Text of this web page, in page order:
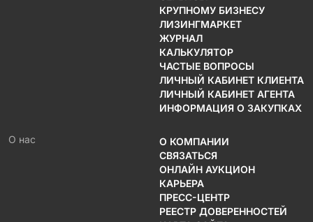
КРУПНОМУ БИЗНЕСУ
ЛИЗИНГМАРКЕТ
ЖУРНАЛ
КАЛЬКУЛЯТОР
ЧАСТЫЕ ВОПРОСЫ
ЛИЧНЫЙ КАБИНЕТ КЛИЕНТА
ЛИЧНЫЙ КАБИНЕТ АГЕНТА
ИНФОРМАЦИЯ О ЗАКУПКАХ
О нас
О КОМПАНИИ
СВЯЗАТЬСЯ
ОНЛАЙН АУКЦИОН
КАРЬЕРА
ПРЕСС-ЦЕНТР
РЕЕСТР ДОВЕРЕННОСТЕЙ